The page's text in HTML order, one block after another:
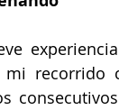
mi recorrido